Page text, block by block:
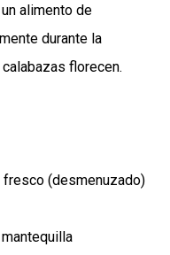
alimento de
durante la
florecen.
fresco (desmenuzado)